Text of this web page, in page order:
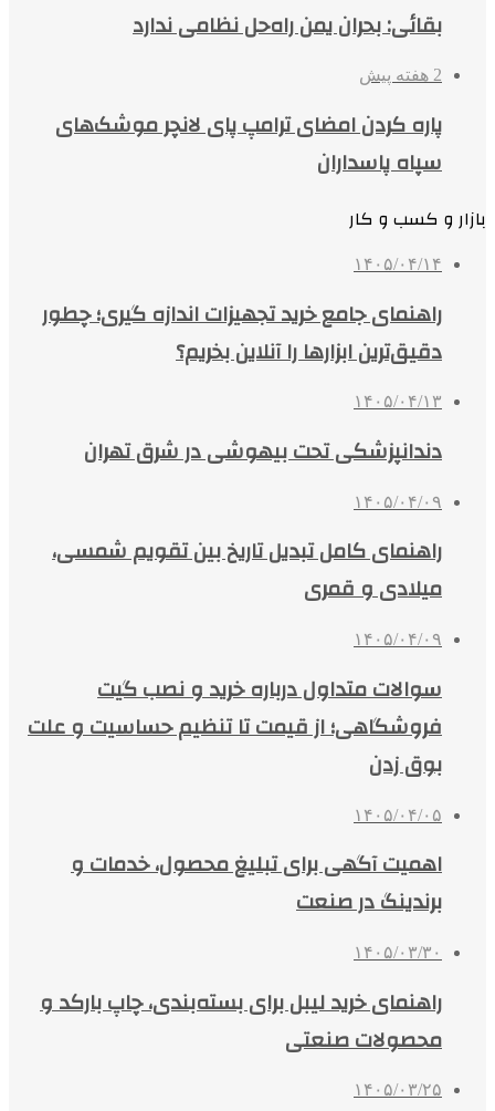
بقائی: بحران یمن راه‌حل نظامی ندارد
2 هفته پیش
پاره کردن امضای ترامپ پای لانچر موشک‌های
سپاه پاسداران
بازار و کسب و کار
۱۴۰۵/۰۴/۱۴
راهنمای جامع خرید تجهیزات اندازه گیری؛ چطور
دقیق‌ترین ابزارها را آنلاین بخریم؟
۱۴۰۵/۰۴/۱۳
دندانپزشکی تحت بیهوشی در شرق تهران
۱۴۰۵/۰۴/۰۹
راهنمای کامل تبدیل تاریخ بین تقویم شمسی،
میلادی و قمری
۱۴۰۵/۰۴/۰۹
سوالات متداول درباره خرید و نصب گیت
فروشگاهی؛ از قیمت تا تنظیم حساسیت و علت
بوق زدن
۱۴۰۵/۰۴/۰۵
اهمیت آگهی برای تبلیغ محصول، خدمات و
برندینگ در صنعت
۱۴۰۵/۰۳/۳۰
راهنمای خرید لیبل برای بسته‌بندی، چاپ بارکد و
محصولات صنعتی
۱۴۰۵/۰۳/۲۵